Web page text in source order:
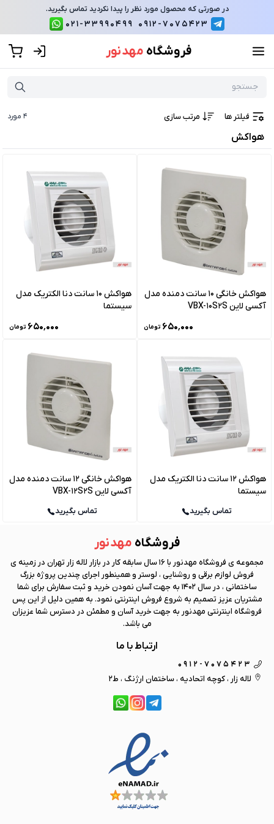
در صورتی که محصول مورد نظر را پیدا نکردید تماس بگیرید.
0912-7075423
021-33990499
فروشگاه مهد نور
فیلتر ها مرتب سازی 4 مورد
هواکش خانگی 10 سانت دمنده مدل
آکسی لاین VBX-10S2S
۶۵۰٬۰۰۰ تومان
هواکش 10 سانت دنا الکتریک مدل
سیستما
۶۵۰٬۰۰۰ تومان
هواکش 12 سانت دنا الکتریک مدل
سیستما
تماس بگیرید
هواکش خانگی 12 سانت دمنده مدل
آکسی لاین VBX-12S2S
تماس بگیرید
هواکش
فروشگاه مهد نور
مجموعه ی فروشگاه مهد نور
با 16 سال سابقه کار در بازار لاله زار تهران در زمینه ی
فروش لوازم برقی و روشنایی ، لوستر و همینطور اجرای چندین پروژه بزرگ
ساختمانی ، در سال 1402 به جهت آسان نمودن خرید و ثبت سفارش برای شما
مشتریان عزیز تصمیم به شروع فروش اینترنتی نمود. به همین دلیل از این پس
فروشگاه اینترنتی مهد نور به جهت خرید آسان و مطمئن در دسترس شما عزیزان
می باشد.
ارتباط با ما
0912-7075423
لاله زار ، کوچه اتحادیه ، ساختمان ارژنگ ، ط2